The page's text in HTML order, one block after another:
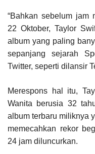
“Bahkan sebelum jam
22 Oktober, Taylor
album yang paling
sepanjang sejarah
Twitter, seperti dilansir
Merespons hal itu,
Wanita berusia 32
album terbaru miliknya
memecahkan rekor
24 jam diluncurkan.